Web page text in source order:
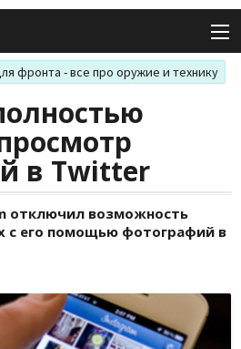
фронта - все про оружие и технику
в Twitter
отключил возможность
с его помощью фотографий в